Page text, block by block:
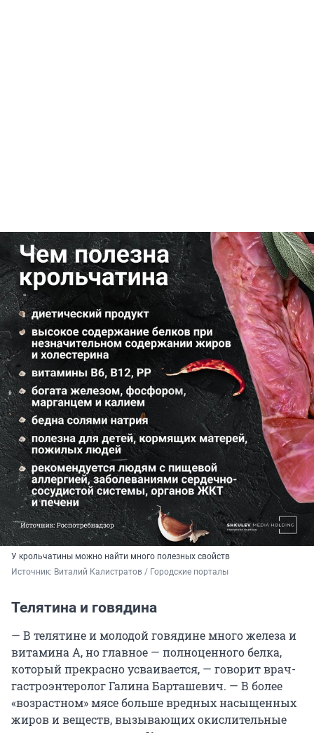
У крольчатины можно найти много полезных свойств
Источник: Виталий Калистратов / Городские порталы
Телятина и говядина
— В телятине и молодой говядине много железа и
витамина А, но главное — полноценного белка,
который прекрасно усваивается, — говорит врач-
гастроэнтеролог Галина Барташевич. — В более
«возрастном» мясе больше вредных насыщенных
жиров и веществ, вызывающих окислительные